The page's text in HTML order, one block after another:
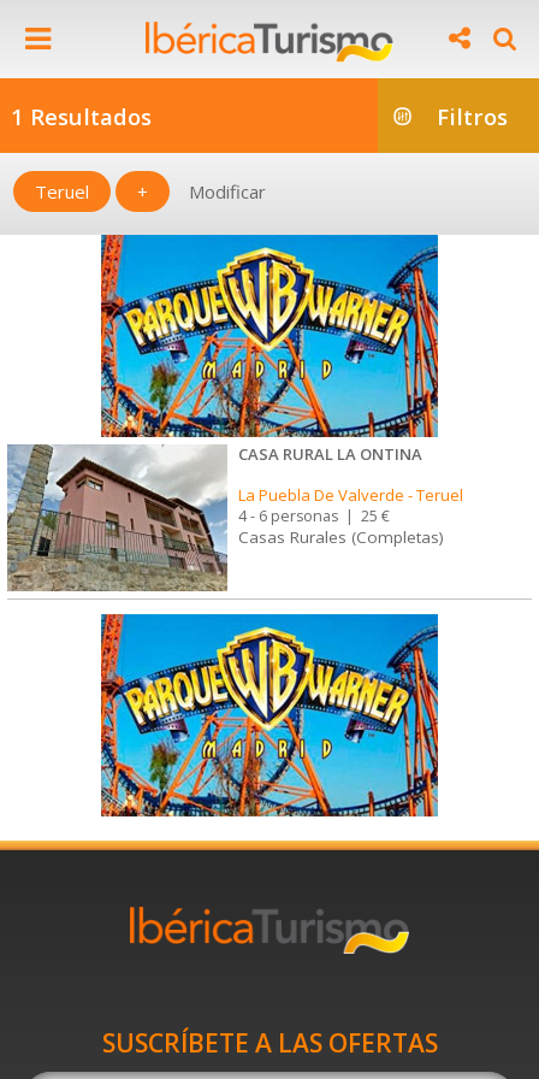
1 Resultados Filtros
Teruel + Modificar
CASA RURAL LA ONTINA
La Puebla De Valverde -Teruel
4 - 6 personas | 25 €
Casas Rurales (Completas)
SUSCRÍBETE A LAS OFERTAS